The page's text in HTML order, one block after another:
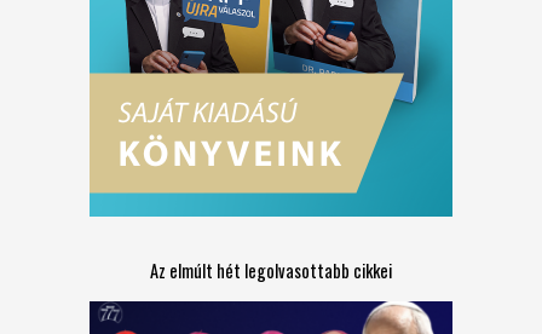
Az elmúlt hét legolvasottabb cikkei